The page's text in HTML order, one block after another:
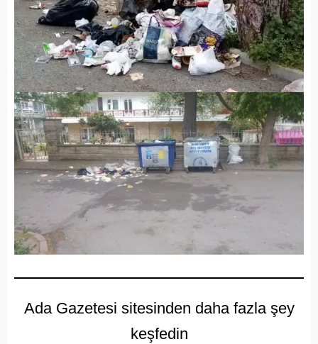
Ada Gazetesi sitesinden daha fazla şey
keşfedin